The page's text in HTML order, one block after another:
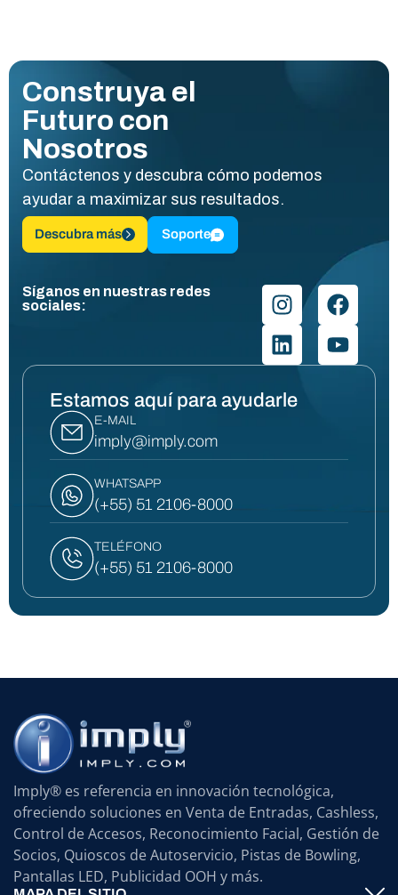
Construya el
Futuro con
Nosotros
Contáctenos y descubra cómo podemos
ayudar a maximizar sus resultados.
Descubra más Soporte
Síganos en nuestras redes
sociales:
Estamos aquí para ayudarle
E-MAIL
imply@imply.com
WHATSAPP
(+55) 51 2106-8000
TELÉFONO
(+55) 51 2106-8000
Imply® es referencia en innovación tecnológica,
ofreciendo soluciones en Venta de Entradas, Cashless,
Control de Accesos, Reconocimiento Facial, Gestión de
Socios, Quioscos de Autoservicio, Pistas de Bowling,
Pantallas LED, Publicidad OOH y más.